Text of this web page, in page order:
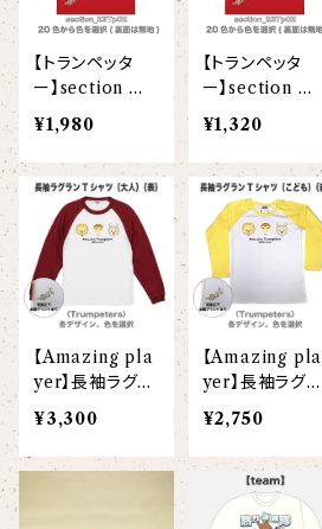
Tシャツ
【signature】
【kakugen】
【hibiscus】
【I love】
【onepoint】
【xx's day】
【custom_point】
【face_point】
【resort】
【motif】
マグナムウェイトビッグシルエットTシャツ
【hello(刺繍)】
ベースボールシャツ
ポロシャツ
【emblem_basic】
【emblem_chara】
【crest】
【6faces】
シャツ
アロハシャツ
ボタンダウン半袖シャツ
オックスフォード長袖シャツ
パーカー
プルオーバーパーカー
トレーナー
ランチトート
デニムトート
ジュートバッグ
ペットアイテム
巾着
サコッシュ
ポシェット
バックパック・リュック
マレーバク
スマトラトラ
ホッキョクグマ
エイミー
ベス
ジョー
ハンナ
ラトゥール
ラフィット
ムートン
クラリキャット
メリッサ
ローズマリー
ペパーミント
ことふえパピヨン
パーカッション
ドール
ナマケモノ
リトルシスタードール
たたきのトリ アイリス
ズーラシアンフィルハーモニー管弦楽団
コビトカバ
ジャイアントパンダ
ゴールデンターキン
はたらくトリ
セクション
【トランペッタ
ー】section 半
袖Tシャツ片面
(大人)
¥1,980
【トランペッタ
ー】section 半
袖Tシャツ片面
(こども)
¥1,320
【Amazing pla
yer】長袖ラグラ
ンTシャツ（大
人）
¥3,300
【Amazing pla
yer】長袖ラグラ
ンTシャツ（こど
も130）
¥2,750